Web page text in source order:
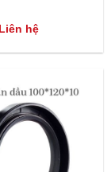
Liên hệ